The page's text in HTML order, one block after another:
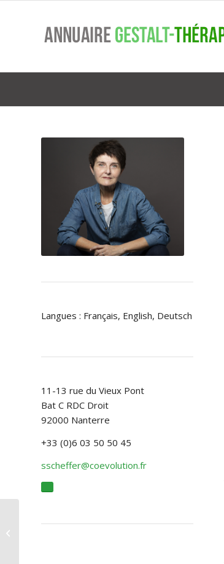
Langues : Français, English, Deutsch
11-13 rue du Vieux Pont
Bat C RDC Droit
92000 Nanterre
+33 (0)6 03 50 50 45
sscheffer@coevolution.fr
13100 | Carlotta